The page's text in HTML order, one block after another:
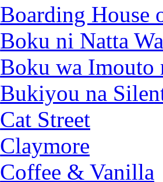
Boarding House
Boku ni Natta
Boku wa
Bukiyou na
Cat Street
Claymore
Coffee & Vanilla